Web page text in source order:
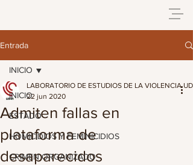
Entrada
INICIO
ESTADO
HOMICIDIOS Y FEMINICIDIOS
CRIMEN ORGANIZADO
INICIO
Admiten fallas en
plataforma de
desaparecidos
LABORATORIO DE ESTUDIOS DE LA VIOLENCIA
22 jun 2020